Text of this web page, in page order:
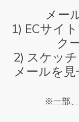
メー
1) ECサイ
ク
2) スケッ
メールを
※一部、